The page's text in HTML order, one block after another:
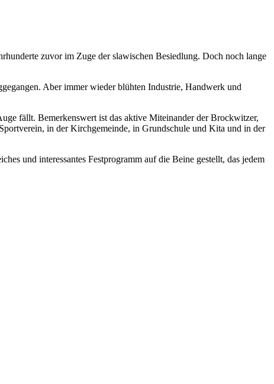
zuvor im Zuge der slawischen Besiedlung. Doch noch lange
Aber immer wieder blühten Industrie, Handwerk und
fällt. Bemerkenswert ist das aktive Miteinander der Brockwitzer,
in der Kirchgemeinde, in Grundschule und Kita und in der
und interessantes Festprogramm auf die Beine gestellt, das jedem